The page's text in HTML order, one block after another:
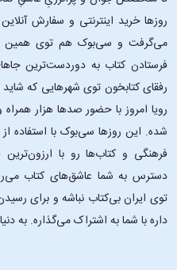
روزها خرید اینترنتی و سفارش
می‌گرفت و سی‌بوک هم توی همین
فرستادن کتاب به دوردست‌ترین
رفقای کتابخون توی شهرهایی که
رویا امروز با حضور صدها هزار
شده. این ‌روزها سی‌بوک با استفاده از
فرهنگی و کتاب‌ها رو با
دسترس به شما عاشق‌های کتاب
توی ایران بی‌کتاب نباشه و برای
داره با شما به اشتراک می‌گذاره. به